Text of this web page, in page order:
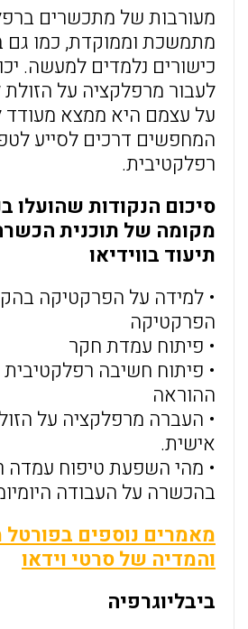
מעורבות של מתכשרים
מתמשכת וממוקדת, כמו
כישורים נלמדים למעשה.
לעבור מרפלקציה על
על עצמם היא ממצא מעודד
המחפשים דרכים לסייע
רפלקטיבית.
סיכום הנקודות שהועלו
מקומה של תוכנית
תיעוד בווידיאו
• למידה על הפרקטיקה
הפרקטיקה
• פיתוח עמדת חקר
• פיתוח חשיבה
ההוראה
• העברה מרפלקציה על
אישית.
• מהי השפעת טיפוח עמדה
בהכשרה על העבודה
מאמרים נוספים בפורטל
והמדיה של סרטי וידאו
ביבליוגרפיה